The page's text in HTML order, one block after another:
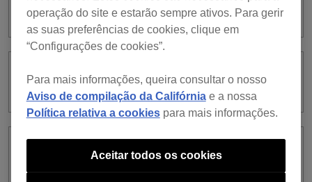
ver. 7.1.4
ver. 7.1.3
operação do site e estarão sempre ativos. Para gerir
as suas preferências de cookies, clique em
“Configurações de cookies”.
Para mais informações, queira consultar o nosso
Aviso de compilação da Califórniae a nossa
Política relativa a cookiespara mais informações.
Aceitar todos os cookies